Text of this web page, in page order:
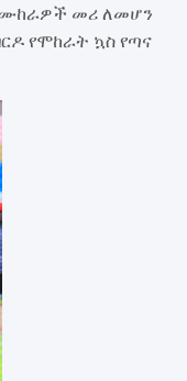
ሙከራዎች መሪ ለመሆን
የሞከራት ኳስ የጣና